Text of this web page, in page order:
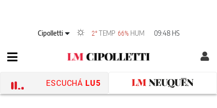
Cipolletti 2° TEMP 66% HUM 09:48 HS
ESCUCHÁ LU5